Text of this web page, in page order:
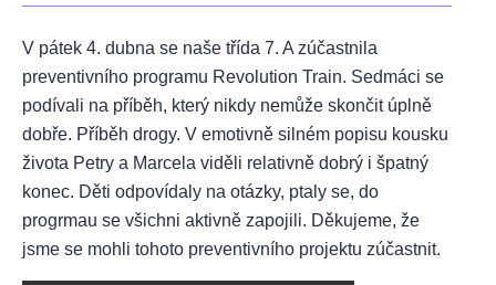
V pátek 4. dubna se naše třída 7. A zúčastnila
preventivního programu Revolution Train. Sedmáci se
podívali na příběh, který nikdy nemůže skončit úplně
dobře. Příběh drogy. V emotivně silném popisu kousku
života Petry a Marcela viděli relativně dobrý i špatný
konec. Děti odpovídaly na otázky, ptaly se, do
progrmau se všichni aktivně zapojili. Děkujeme, že
jsme se mohli tohoto preventivního projektu zúčastnit.